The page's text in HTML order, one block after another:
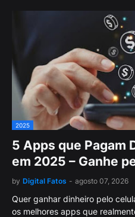
2025
5 Apps que Pagam
em 2025 – Ganhe
by Digital Fatos - agosto 07, 2026
Quer ganhar dinheiro pelo
os melhores apps que